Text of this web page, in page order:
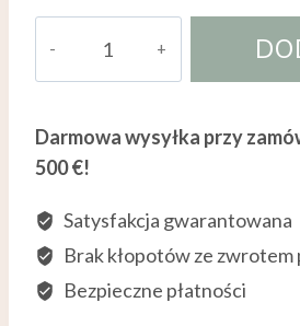
Darmowa wysyłka przy
500 €!
Satysfakcja gwarantowana
Brak kłopotów ze zwrotem
Bezpieczne płatności